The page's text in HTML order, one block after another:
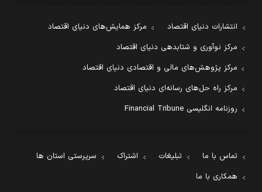
انتشارات دنیای اقتصاد
مرکز همایش‌های دنیای اقتصاد
مرکز نوآوری و شتابدهی دنیای اقتصاد
مرکز پژوهش‌های مالی و اقتصادی دنیای اقتصاد
مرکز راه حل‌های رسانه‌ای دنیای اقتصاد
روزنامه انگلیسی Financial Tribune
تماس با ما تبلیغات اشتراک
سرپرستی استان ها
همکاری با ما